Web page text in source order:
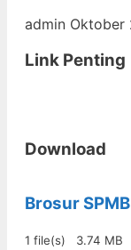
admin Oktober
Link Penting
Download
Brosur
1 file(s) 3.74 MB